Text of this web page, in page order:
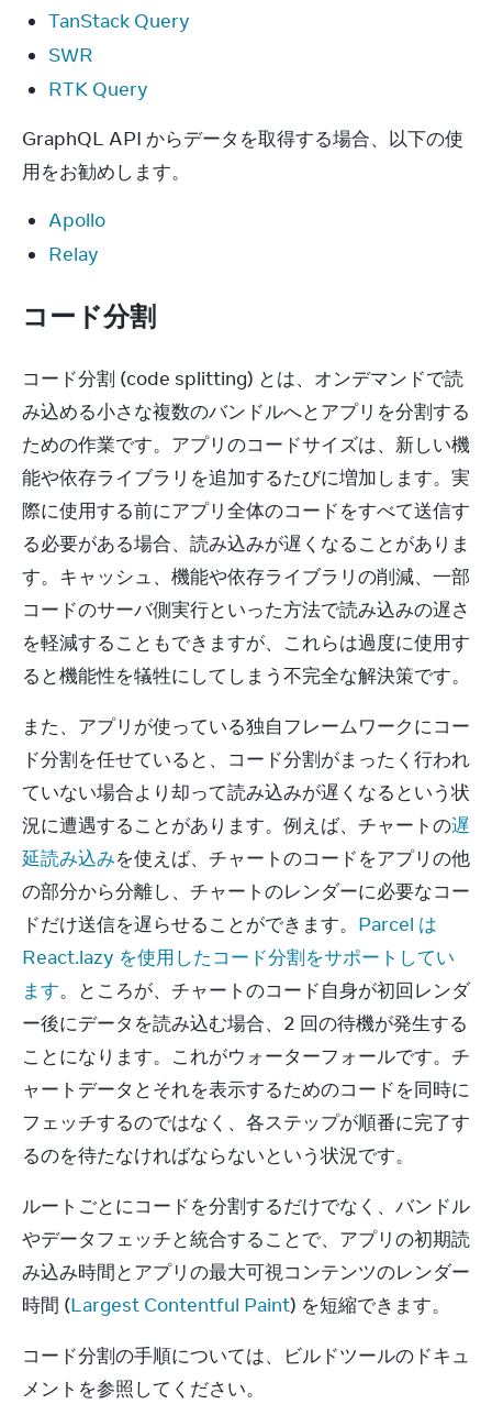
TanStack Query
SWR
RTK Query
GraphQL API からデータを取得する場合、以下の使
用をお勧めします。
Apollo
Relay
コード分割
コード分割 (code splitting) とは、オンデマンドで読
み込める小さな複数のバンドルへとアプリを分割する
ための作業です。アプリのコードサイズは、新しい機
能や依存ライブラリを追加するたびに増加します。実
際に使用する前にアプリ全体のコードをすべて送信す
る必要がある場合、読み込みが遅くなることがありま
す。キャッシュ、機能や依存ライブラリの削減、一部
コードのサーバ側実行といった方法で読み込みの遅さ
を軽減することもできますが、これらは過度に使用す
ると機能性を犠牲にしてしまう不完全な解決策です。
また、アプリが使っている独自フレームワークにコー
ド分割を任せていると、コード分割がまったく行われ
ていない場合より却って読み込みが遅くなるという状
況に遭遇することがあります。例えば、チャートの遅
延読み込みを使えば、チャートのコードをアプリの他
の部分から分離し、チャートのレンダーに必要なコー
ドだけ送信を遅らせることができます。 Parcel は
React.lazy を使用したコード分割をサポートしてい
ます。ところが、チャートのコード自身が初回レンダ
ー後にデータを読み込む場合、2 回の待機が発生する
ことになります。これがウォーターフォールです。チ
ャートデータとそれを表示するためのコードを同時に
フェッチするのではなく、各ステップが順番に完了す
るのを待たなければならないという状況です。
ルートごとにコードを分割するだけでなく、バンドル
やデータフェッチと統合することで、アプリの初期読
み込み時間とアプリの最大可視コンテンツのレンダー
時間 (Largest Contentful Paint) を短縮できます。
コード分割の手順については、ビルドツールのドキュ
メントを参照してください。